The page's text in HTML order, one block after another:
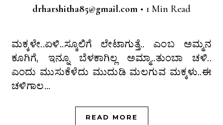
drharshitha85@gmail.com • 1 Min Read
ಮಕ್ಕಳೇ..ಏಳಿ..ಸ್ಕೂಲಿಗೆ ಲೇಟಾಗುತ್ತೆ.. ಎಂಬ ಅಮ್ಮನ
ಕೂಗಿಗೆ, ಇನ್ನೂ ಬೆಳಕಾಗಿಲ್ಲ ಅಮ್ಮಾ..ತುಂಬಾ ಚಳಿ..
ಎಂದು ಮುಸುಕೆಳೆದು ಮುದುಡಿ ಮಲಗುವ ಮಕ್ಕಳು..ಈ
ಚಳಿಗಾಲ…
READ MORE